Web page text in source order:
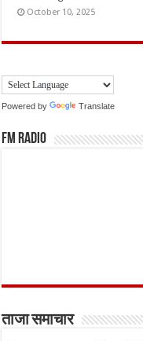
October 10, 2025
Powered by Translate
FM Radio
ताजा समाचार